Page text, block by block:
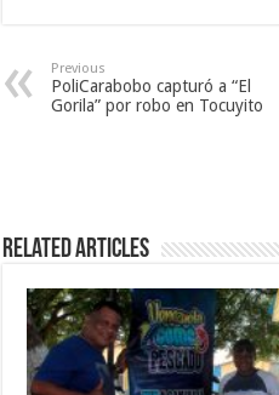
Previous
PoliCarabobo capturó a “El
Gorila” por robo en Tocuyito
Related Articles